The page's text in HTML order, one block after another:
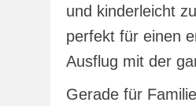
und kinderleicht
perfekt für einen
Ausflug mit der
Gerade für